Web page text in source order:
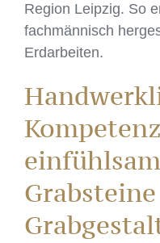
Region Leipzig. So
fachmännisch
Erdarbeiten.